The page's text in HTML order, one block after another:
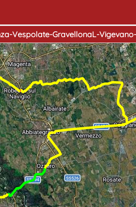
Vespolate-GravellonaL-